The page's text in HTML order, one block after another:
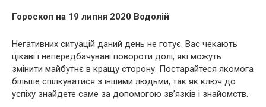
Гороскоп на 19 липня 2020 Водолій
Негативних ситуацій даний день не готує. Вас чекають
цікаві і непередбачувані повороти долі, які можуть
змінити майбутнє в кращу сторону. Постарайтеся якомога
більше спілкуватися з іншими людьми, так як ключ до
успіху знайдете саме за допомогою зв’язків і знайомств.